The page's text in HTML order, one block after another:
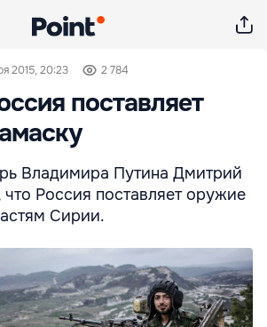
2015, 20:23 2 784
поставляет
Владимира Путина Дмитрий
что Россия поставляет оружие
Сирии.